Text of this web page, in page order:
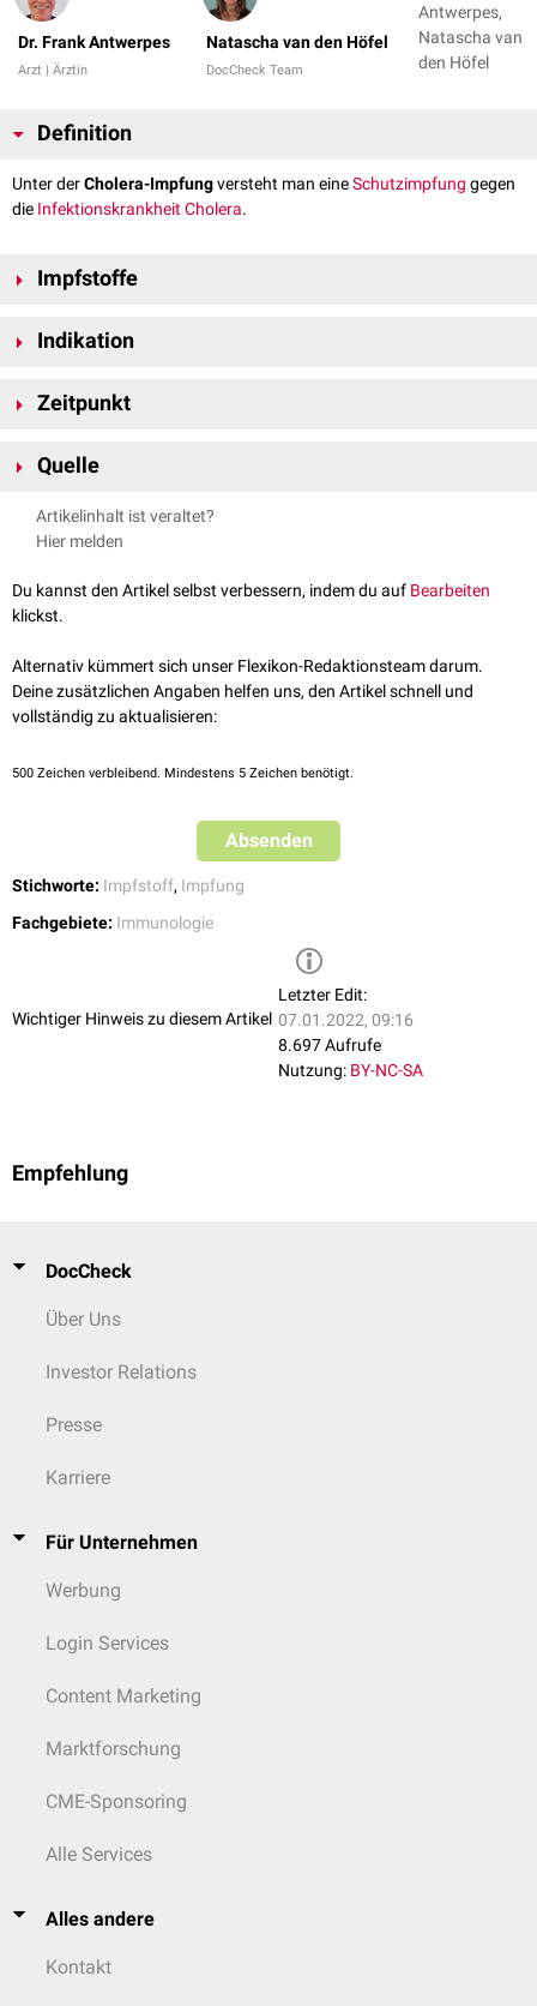
Dr. Frank Antwerpes
Arzt | Ärztin
Natascha van den Höfel
DocCheck Team
Antwerpes,
Natascha van
den Höfel
Definition
Unter derCholera-Impfungversteht man eineSchutzimpfung gegen
die InfektionskrankheitCholera.
Impfstoffe
Schluckimpfungoral
Va­x­cho­ra®:rekombinanter
Indikation
werden. Sie wird empfohlen bei
hygienischen Bedingungen
Zeitpunkt
Quelle
Saluja T et al. An overview of Vaxchora
cholera vaccine
Artikelinhalt ist veraltet?
Hier melden
Du kannst den Artikel selbst verbessern, indem du auf Bearbeiten
klickst.
Alternativ kümmert sich unser Flexikon-Redaktionsteam darum.
Deine zusätzlichen Angaben helfen uns, den Artikel schnell und
vollständig zu aktualisieren:
500 Zeichen verbleibend. Mindestens 5 Zeichen benötigt.
Absenden
Stichworte: Impfstoff, Impfung
Fachgebiete: Immunologie
Wichtiger Hinweis zu diesem Artikel
Letzter Edit:
07.01.2022, 09:16
8.697 Aufrufe
Nutzung: BY-NC-SA
Empfehlung
DocCheck
Über Uns
Investor Relations
Presse
Karriere
Für Unternehmen
Werbung
Login Services
Content Marketing
Marktforschung
CME-Sponsoring
Alle Services
Alles andere
Kontakt